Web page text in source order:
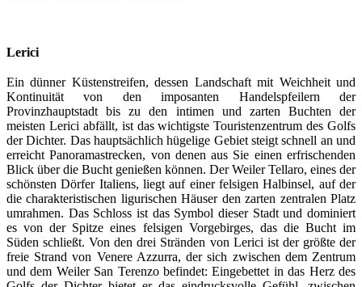
Lerici
Ein dünner Küstenstreifen, dessen Landschaft mit Weichheit und
Kontinuität von den imposanten Handelspfeilern der
Provinzhauptstadt bis zu den intimen und zarten Buchten der
meisten Lerici abfällt, ist das wichtigste Touristenzentrum des Golfs
der Dichter. Das hauptsächlich hügelige Gebiet steigt schnell an und
erreicht Panoramastrecken, von denen aus Sie einen erfrischenden
Blick über die Bucht genießen können. Der Weiler Tellaro, eines der
schönsten Dörfer Italiens, liegt auf einer felsigen Halbinsel, auf der
die charakteristischen ligurischen Häuser den zarten zentralen Platz
umrahmen. Das Schloss ist das Symbol dieser Stadt und dominiert
es von der Spitze eines felsigen Vorgebirges, das die Bucht im
Süden schließt. Von den drei Stränden von Lerici ist der größte der
freie Strand von Venere Azzurra, der sich zwischen dem Zentrum
und dem Weiler San Terenzo befindet: Eingebettet in das Herz des